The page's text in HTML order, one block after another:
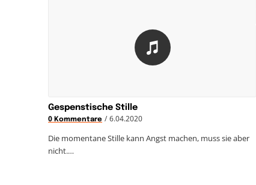
Gespenstische Stille
0 Kommentare / 6.04.2020
Die momentane Stille kann Angst machen, muss sie aber
nicht.…